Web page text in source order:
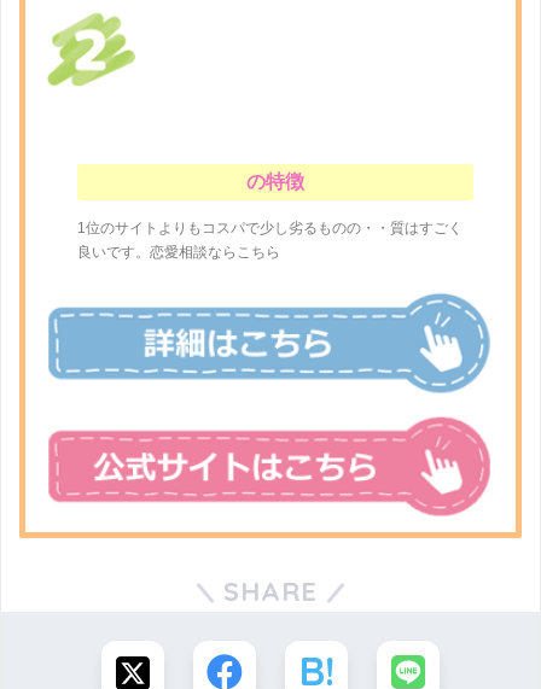
の特徴
1位のサイトよりもコスパで少し劣るものの・・質はすごく
良いです。恋愛相談ならこちら
SHARE